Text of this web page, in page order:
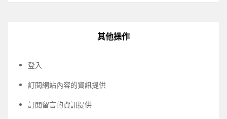
其他操作
登入
訂閱網站內容的資訊提供
訂閱留言的資訊提供